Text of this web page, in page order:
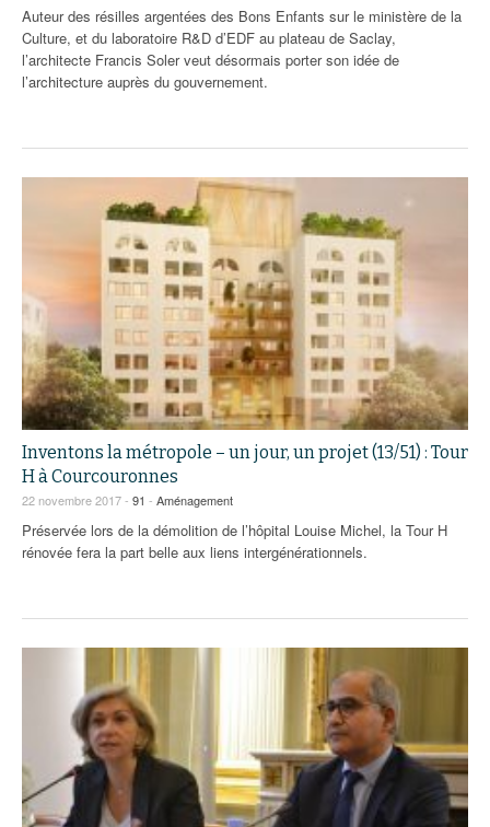
Auteur des résilles argentées des Bons Enfants sur le ministère de la
Culture, et du laboratoire R&D d’EDF au plateau de Saclay,
l’architecte Francis Soler veut désormais porter son idée de
l’architecture auprès du gouvernement.
Inventons la métropole – un jour, un projet (13/51) : Tour
H à Courcouronnes
22 novembre 2017 - 91 - Aménagement
Préservée lors de la démolition de l’hôpital Louise Michel, la Tour H
rénovée fera la part belle aux liens intergénérationnels.